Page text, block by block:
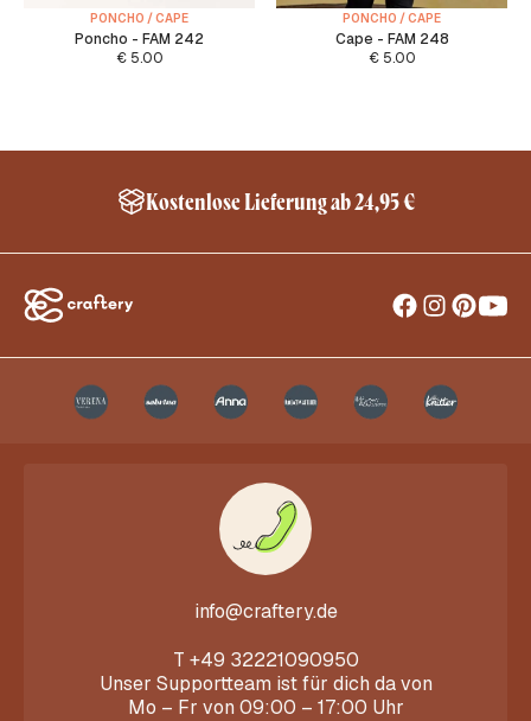
PONCHO / CAPE
Poncho - FAM 242
€5.00
PONCHO / CAPE
Cape - FAM 248
€5.00
Kostenlose Lieferung ab 24,95 €
info@craftery.de
T +49 32221090950
Unser Supportteam ist für dich da von
Mo – Fr von 09:00 – 17:00 Uhr